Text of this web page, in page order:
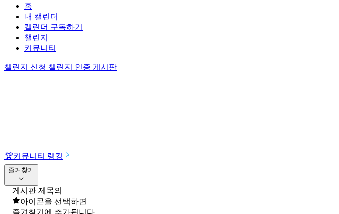
홈
내 캘린더
캘린더 구독하기
챌린지
커뮤니티
챌린지 신청 챌린지 인증 게시판
🏆커뮤니티 랭킹
즐겨찾기
게시판 제목의
아이콘을 선택하면
즐겨찾기에 추가됩니다.